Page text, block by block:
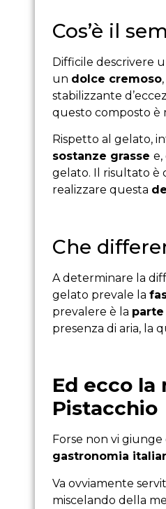
Cos’è il
Difficile descrivere
un dolce cremoso
stabilizzante
questo composto è
Rispetto al gelato,
sostanze grasse e,
gelato. Il risultato è
realizzare questa
Che
A determinare la
gelato prevale la
prevalere è la parte
presenza di aria, la
Ed ecco
Pistacchio
Forse non vi
gastronomia
Va ovviamente
miscelando della